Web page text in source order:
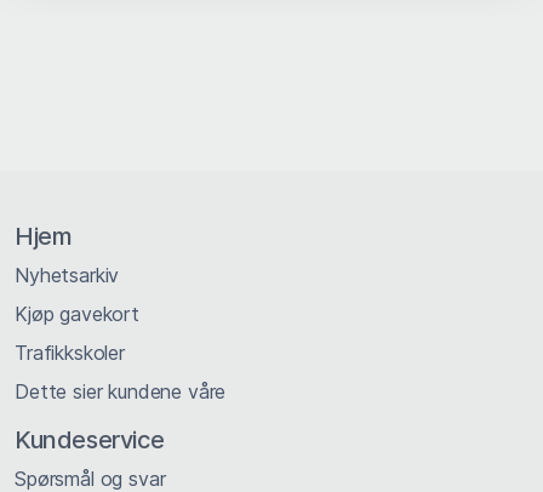
Hjem
Nyhetsarkiv
Kjøp gavekort
Trafikkskoler
Dette sier kundene våre
Kundeservice
Spørsmål og svar